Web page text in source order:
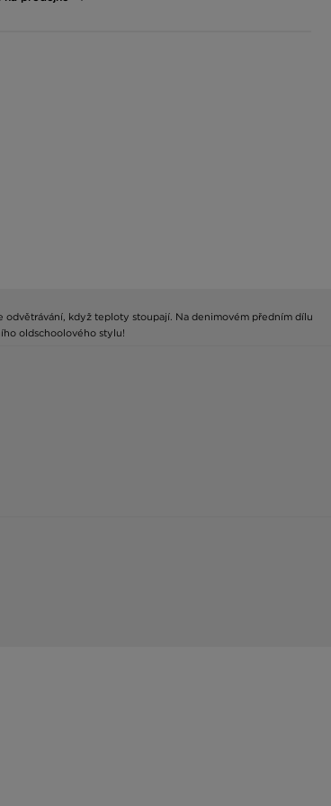
odvětrávání, když teploty stoupají. Na denimovém předním dílu
oldschoolového stylu!